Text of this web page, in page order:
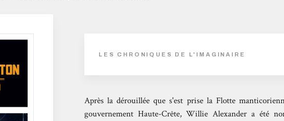
LES CHRONIQUES DE L'IMAGINAIRE
Après la dérouillée que s'est prise la Flotte
gouvernement Haute-Crête, Willie Alexander a été